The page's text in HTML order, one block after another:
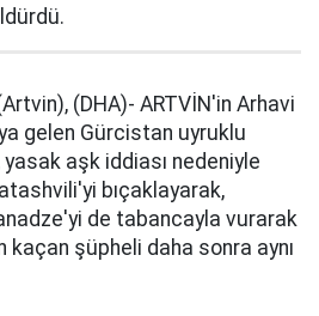
(DHA)- ARTVİN'in Arhavi
gelen Gürcistan uyruklu
aşk iddiası nedeniyle
bıçaklayarak,
de tabancayla vurarak
kaçan şüpheli daha sonra aynı